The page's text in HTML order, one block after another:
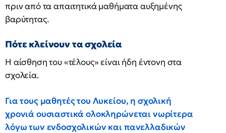
πριν από τα απαιτητικά μαθήματα αυξημένης
βαρύτητας.
Πότε κλείνουν τα σχολεία
Η αίσθηση του «τέλους» είναι ήδη έντονη στα
σχολεία.
Για τους μαθητές του Λυκείου, η σχολική
χρονιά ουσιαστικά ολοκληρώνεται νωρίτερα
λόγω των ενδοσχολικών και πανελλαδικών